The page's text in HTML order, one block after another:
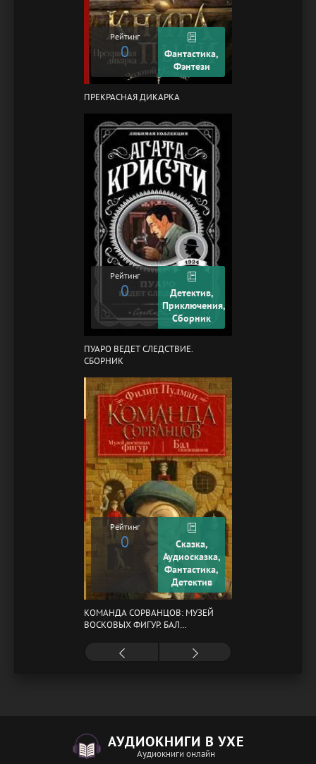
Рейтинг
0
Фантастика,
Фэнтези
ПРЕКРАСНАЯ ДИКАРКА
Рейтинг
0
Детектив,
Приключения,
Сборник
ПУАРО ВЕДЕТ СЛЕДСТВИЕ.
СБОРНИК
Рейтинг
0
Сказка,
Аудиосказка,
Фантастика,
Детектив
КОМАНДА СОРВАНЦОВ: МУЗЕЙ
ВОСКОВЫХ ФИГУР. БАЛ
АУДИОКНИГИ В УХЕ
Аудиокниги онлайн